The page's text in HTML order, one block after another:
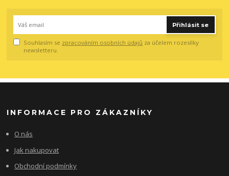
Přihlásit se
Souhlasím se zpracováním osobních údajů za účelem rozesílky
newsletteru.
INFORMACE PRO ZÁKAZNÍKY
O nás
Jak nakupovat
Obchodní podmínky